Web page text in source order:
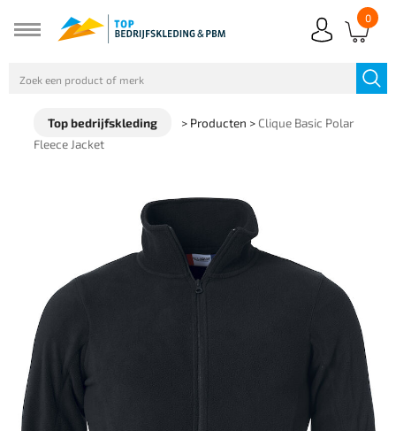
0
Top bedrijfskleding > Producten > Clique Basic Polar
Fleece Jacket